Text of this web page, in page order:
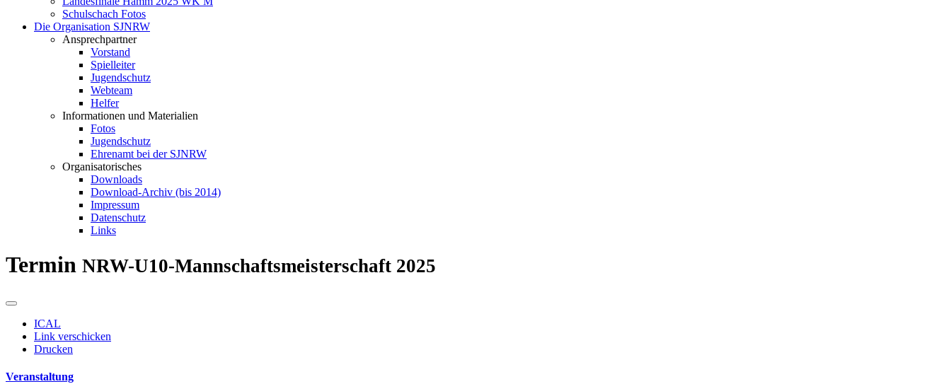
Schulschach Fotos
Die Organisation SJNRW
Ansprechpartner
Vorstand
Spielleiter
Jugendschutz
Webteam
Helfer
Informationen und Materialien
Fotos
Jugendschutz
Ehrenamt bei der SJNRW
Organisatorisches
Downloads
Download-Archiv (bis 2014)
Impressum
Datenschutz
Links
Termin NRW-U10-Mannschaftsmeisterschaft 2025
ICAL
Link verschicken
Drucken
Veranstaltung